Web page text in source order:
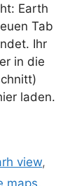
Earth
Tab
Ihr
in die
laden.
view,
maps,